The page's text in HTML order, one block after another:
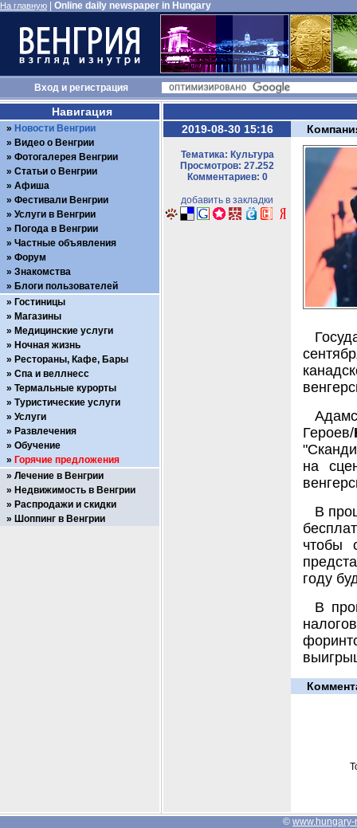
На главную Online daily newspaper in Hungary
Входи регистрация
2019-08-30 15:16
Тематика: Культура
Просмотров: 27.252
Комментариев: 0
добавить в закладки
Героев/
на
В
чтобы
году
В
Навигация
Новости Венгрии
Видео о Венгрии
Фотогалерея Венгрии
Статьи о Венгрии
Афиша
Фестивали Венгрии
Услуги в Венгрии
Погода в Венгрии
Частные объявления
Форум
Знакомства
Блоги пользователей
Гостиницы
Магазины
Медицинские услуги
Ночная жизнь
Рестораны, Кафе, Бары
Спа и веллнесс
Термальные курорты
Туристические услуги
Услуги
Развлечения
Обучение
Горячие предложения
Лечение в Венгрии
Недвижимость в Венгрии
Распродажи и скидки
Шоппинг в Венгрии
© www.hungary-